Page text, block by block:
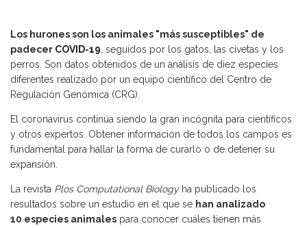
Los hurones son los animales "más susceptibles" de
padecer COVID-19 , seguidos por los gatos, las civetas y los
perros. Son datos obtenidos de un análisis de diez especies
diferentes realizado por un equipo científico del Centro de
Regulación Genómica (CRG).
El coronavirus continúa siendo la gran incógnita para científicos
y otros expertos. Obtener información de todos los campos es
fundamental para hallar la forma de curarlo o de detener su
expansión.
La revista Plos Computational Biologyha publicado los
resultados sobre un estudio en el que se han analizado
10 especies animales para conocer cuáles tienen más